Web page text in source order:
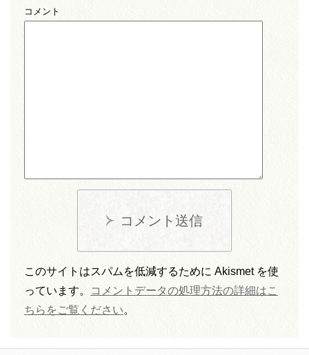
コメント
コメント送信
このサイトはスパムを低減するために Akismet を使
っています。
コメントデータの処理方法の詳細はこ
ちらをご覧ください。